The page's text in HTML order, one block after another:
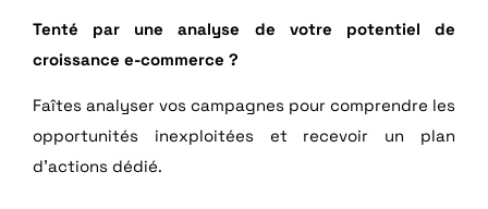
Tenté par une analyse de votre potentiel de
croissance e-commerce ?
Faîtes analyser vos campagnes pour comprendre les
opportunités inexploitées et recevoir un plan
d’actions dédié.